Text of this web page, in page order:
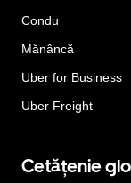
Condu
Mănâncă
Uber for Business
Uber Freight
Cetățenie